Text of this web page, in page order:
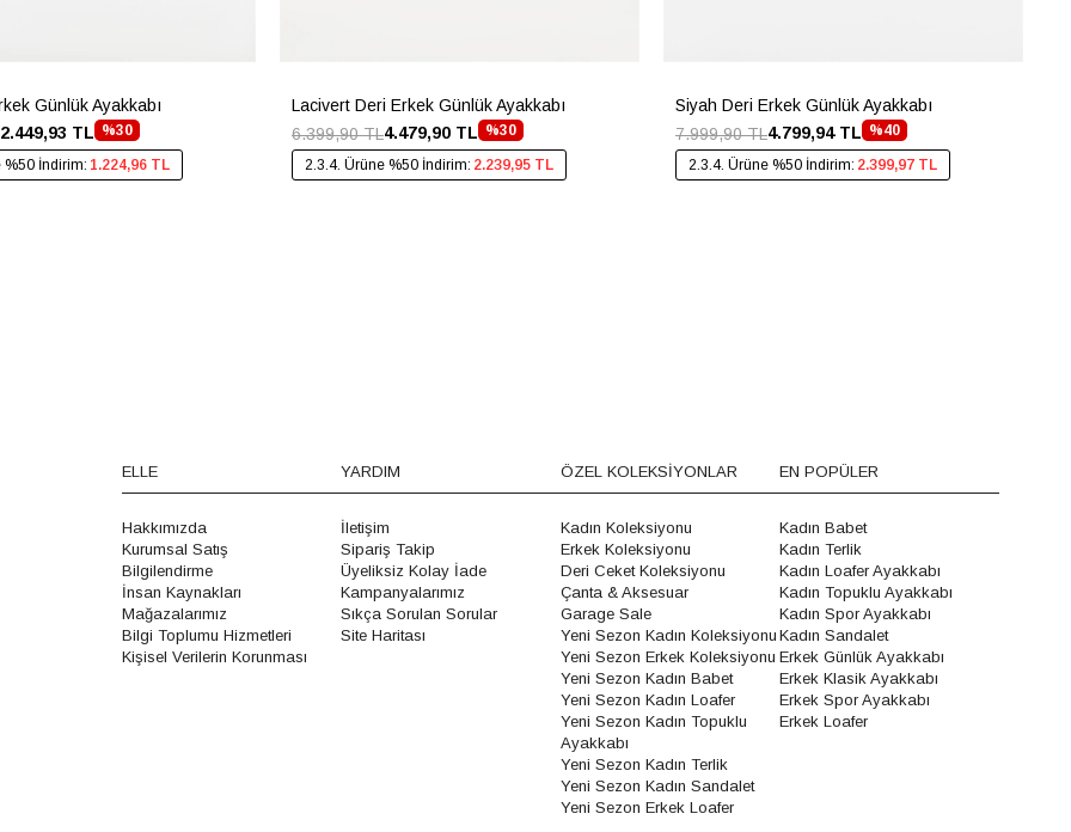
Günlük Ayakkabı
%30
2.449,93 TL
%50 İndirim: 1.224,96 TL
Lacivert Deri Erkek Günlük Ayakkabı
%30
4.479,90 TL
6.399,90 TL
2.3.4. Ürüne %50 İndirim: 2.239,95 TL
Siyah Deri Erkek Günlük Ayakkabı
%40
4.799,94 TL
7.999,90 TL
2.3.4. Ürüne %50 İndirim: 2.399,97 TL
ELLE
Hakkımızda
Kurumsal Satış
Bilgilendirme
İnsan Kaynakları
Mağazalarımız
Bilgi Toplumu Hizmetleri
Kişisel Verilerin Korunması
YARDIM
İletişim
Sipariş Takip
Üyeliksiz Kolay İade
Kampanyalarımız
Sıkça Sorulan Sorular
Site Haritası
ÖZEL KOLEKSİYONLAR
Kadın Koleksiyonu
Erkek Koleksiyonu
Deri Ceket Koleksiyonu
Çanta & Aksesuar
Garage Sale
Yeni Sezon Kadın Koleksiyonu
Yeni Sezon Erkek Koleksiyonu
Yeni Sezon Kadın Babet
Yeni Sezon Kadın Loafer
Yeni Sezon Kadın Topuklu
Ayakkabı
Yeni Sezon Kadın Terlik
Yeni Sezon Kadın Sandalet
Yeni Sezon Erkek Loafer
EN POPÜLER
Kadın Babet
Kadın Terlik
Kadın Loafer Ayakkabı
Kadın Topuklu Ayakkabı
Kadın Spor Ayakkabı
Kadın Sandalet
Erkek Günlük Ayakkabı
Erkek Klasik Ayakkabı
Erkek Spor Ayakkabı
Erkek Loafer